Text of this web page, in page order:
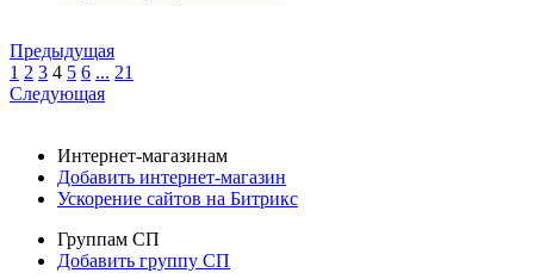
Предыдущая
1 2 3 4 5 6 ... 21
Следующая
Интернет-магазинам
Добавить интернет-магазин
Ускорение сайтов на Битрикс
Группам СП
Добавить группу СП